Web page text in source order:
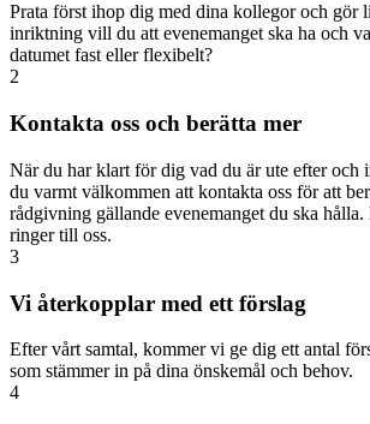
Prata först ihop dig med dina kollegor och gör
inriktning vill du att evenemanget ska ha och
datumet fast eller flexibelt?
2
Kontakta oss och berätta mer
När du har klart för dig vad du är ute efter och
du varmt välkommen att kontakta oss för att
rådgivning gällande evenemanget du ska hålla.
ringer till oss.
3
Vi återkopplar med ett förslag
Efter vårt samtal, kommer vi ge dig ett antal
som stämmer in på dina önskemål och behov.
4